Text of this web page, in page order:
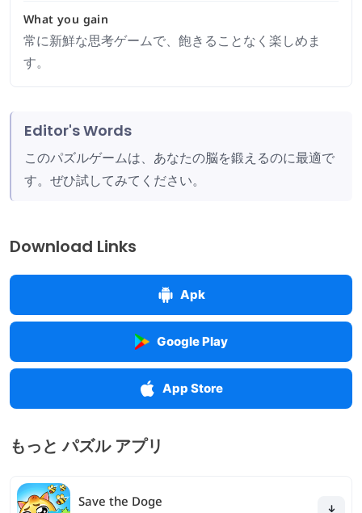
What you gain
常に新鮮な思考ゲームで、飽きることなく楽しめま
す。
Editor's Words
このパズルゲームは、あなたの脳を鍛えるのに最適で
す。ぜひ試してみてください。
Download Links
Apk
Google Play
App Store
もっと パズル アプリ
Save the Doge